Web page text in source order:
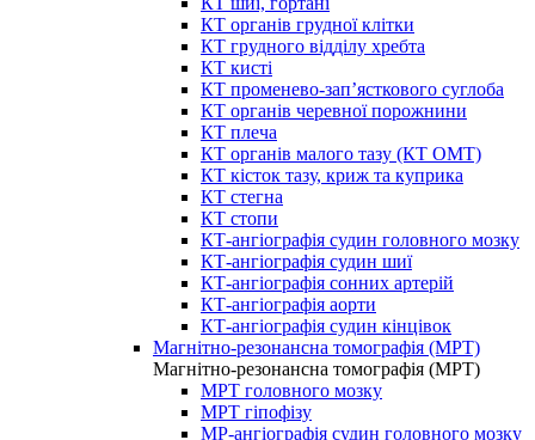
КТ органів грудної клітки
КТ грудного відділу хребта
КТ кисті
КТ променево-зап’ясткового суглоба
КТ органів черевної порожнини
КТ плеча
КТ органів малого тазу (КТ ОМТ)
КТ кісток тазу, криж та куприка
КТ стегна
КТ стопи
КТ-ангіографія судин головного мозку
КТ-ангіографія судин шиї
КТ-ангіографія сонних артерій
КТ-ангіографія аорти
КТ-ангіографія судин кінцівок
Магнітно-резонансна томографія (МРТ)
Магнітно-резонансна томографія (МРТ)
МРТ головного мозку
МРТ гіпофізу
МР-ангіографія судин головного мозку